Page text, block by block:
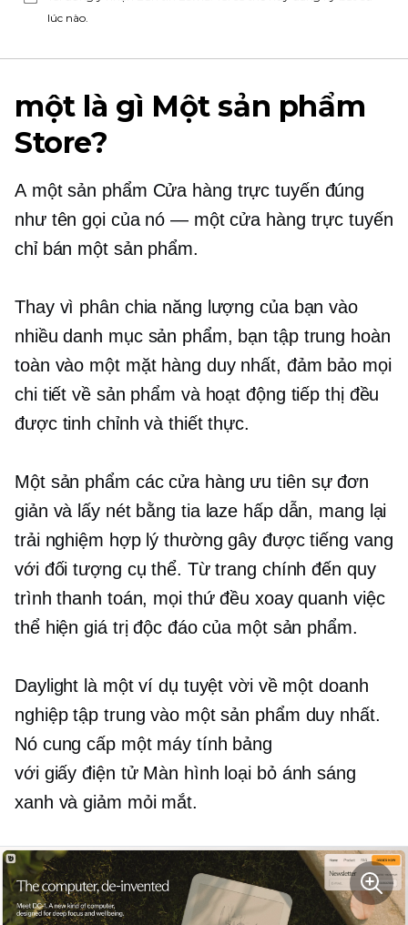
lúc nào.
một là gì Một sản phẩm
Store?
A một sản phẩm Cửa hàng trực tuyến đúng
như tên gọi của nó — một cửa hàng trực tuyến
chỉ bán một sản phẩm.
Thay vì phân chia năng lượng của bạn vào
nhiều danh mục sản phẩm, bạn tập trung hoàn
toàn vào một mặt hàng duy nhất, đảm bảo mọi
chi tiết về sản phẩm và hoạt động tiếp thị đều
được tinh chỉnh và thiết thực.
Một sản phẩm các cửa hàng ưu tiên sự đơn
giản và lấy nét bằng tia laze hấp dẫn, mang lại
trải nghiệm hợp lý thường gây được tiếng vang
với đối tượng cụ thể. Từ trang chính đến quy
trình thanh toán, mọi thứ đều xoay quanh việc
thể hiện giá trị độc đáo của một sản phẩm.
Daylight là một ví dụ tuyệt vời về một doanh
nghiệp tập trung vào một sản phẩm duy nhất.
Nó cung cấp một máy tính bảng
với giấy điện tửMàn hình loại bỏ ánh sáng
xanh và giảm mỏi mắt.